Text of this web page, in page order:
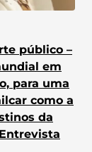
público –
em
para uma
como a
da